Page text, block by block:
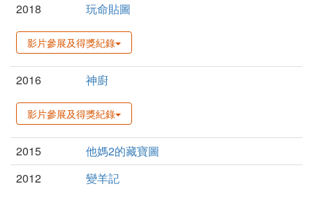
2018 玩命貼圖
影片參展及得獎紀錄
2016 神廚
影片參展及得獎紀錄
2015
他媽2的藏寶圖
2012
變羊記